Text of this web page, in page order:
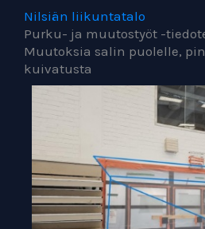
Nilsiän liikuntatalo
Purku- ja muutostyöt -
Muutoksia salin puolelle,
kuivatusta